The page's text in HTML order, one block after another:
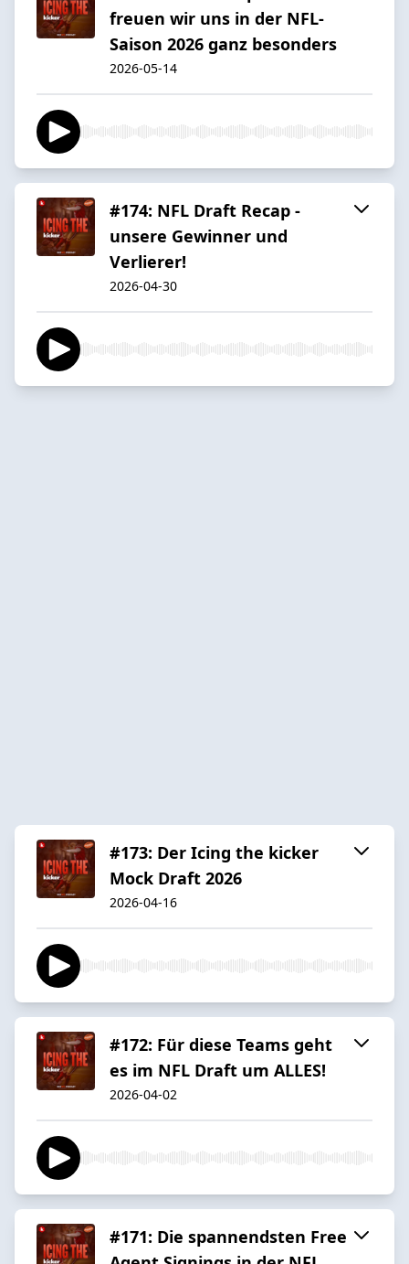
freuen wir uns in der NFL-
Saison 2026 ganz besonders
2026-05-14
#174: NFL Draft Recap -
unsere Gewinner und
Verlierer!
2026-04-30
#173: Der Icing the kicker
Mock Draft 2026
2026-04-16
#172: Für diese Teams geht
es im NFL Draft um ALLES!
2026-04-02
#171: Die spannendsten Free